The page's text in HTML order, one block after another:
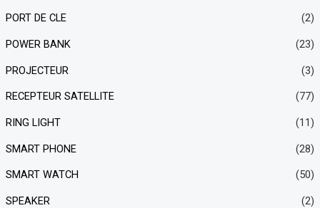
PORT DE CLE (2)
POWER BANK (23)
PROJECTEUR (3)
RECEPTEUR SATELLITE (77)
RING LIGHT (11)
SMART PHONE (28)
SMART WATCH (50)
SPEAKER (2)